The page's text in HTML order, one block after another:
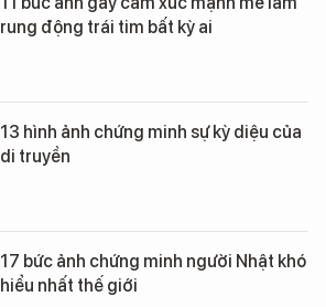
rung động trái tim bất kỳ ai
13 hình ảnh chứng minh sự kỳ diệu của
di truyền
17 bức ảnh chứng minh người Nhật khó
hiểu nhất thế giới